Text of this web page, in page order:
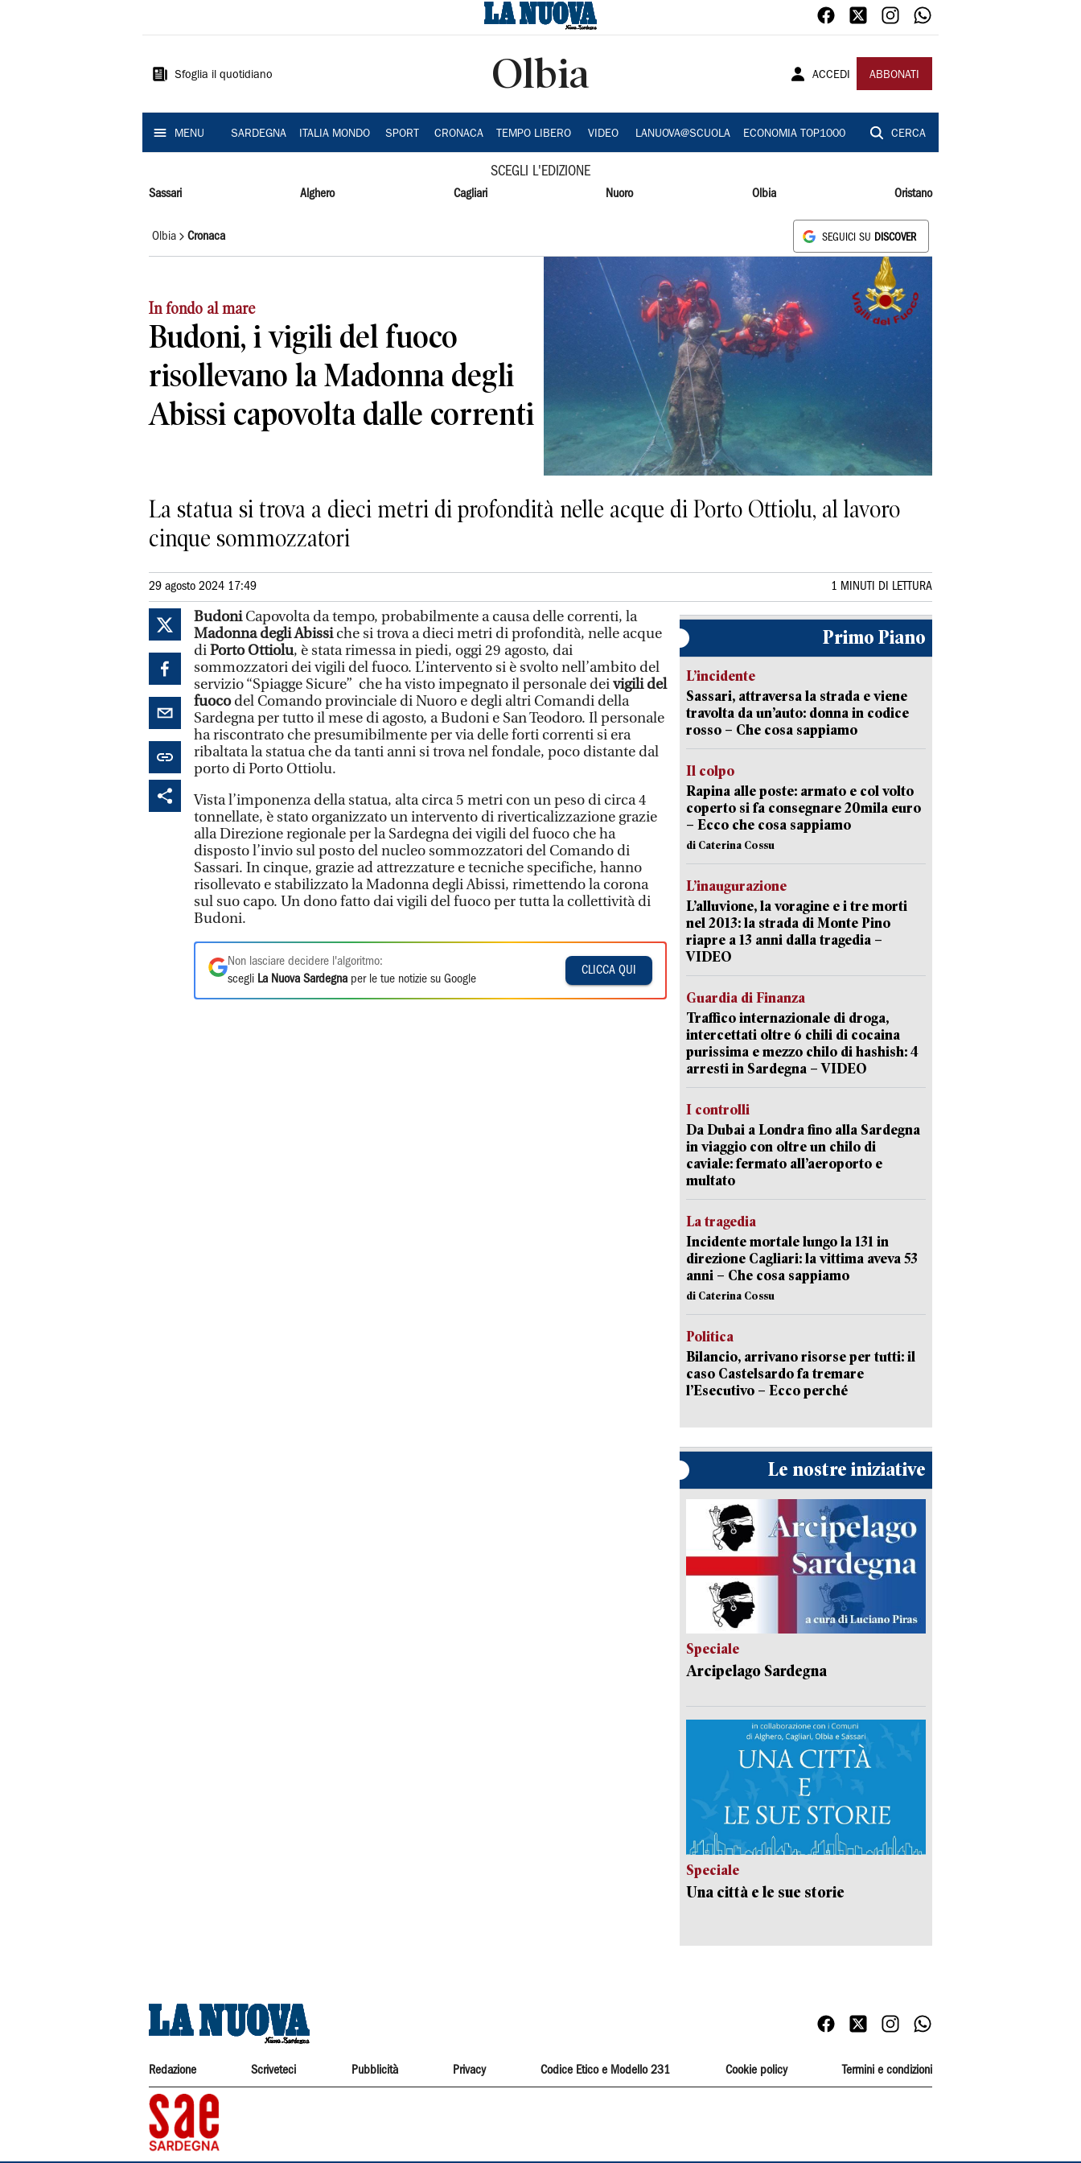
Sardegna
Sfoglia il quotidiano Olbia ACCEDI ABBONATI
MENU SARDEGNA ITALIA MONDO SPORT CRONACA TEMPO LIBERO VIDEO LANUOVA@SCUOLA ECONOMIA TOP1000 CERCA
SCEGLI L'EDIZIONE
Sassari Alghero Cagliari Nuoro Olbia Oristano
Olbia Cronaca SEGUICI SU DISCOVER
In fondo al mare
Budoni, i vigili del fuoco
risollevano la Madonna degli
Abissi capovolta dalle correnti
La statua si trova a dieci metri di profondità nelle acque di Porto Ottiolu, al lavoro
cinque sommozzatori
29 agosto 2024 17:49 1 MINUTI DI LETTURA
BudoniCapovolta da tempo, probabilmente a causa delle correnti, la
Madonna degli Abissiche si trova a dieci metri di profondità, nelle acque
diPorto Ottiolu, è stata rimessa in piedi, oggi 29 agosto, dai
sommozzatori dei vigili del fuoco. L’intervento si è svolto nell’ambito del
servizio “Spiagge Sicure” che ha visto impegnato il personale deivigili del
fuocodel Comando provinciale di Nuoro e degli altri Comandi della
Sardegna per tutto il mese di agosto, a Budoni e San Teodoro. Il personale
ha riscontrato che presumibilmente per via delle forti correnti si era
ribaltata la statua che da tanti anni si trova nel fondale, poco distante dal
porto di Porto Ottiolu.
Vista l’imponenza della statua, alta circa 5 metri con un peso di circa 4
tonnellate, è stato organizzato un intervento di riverticalizzazione grazie
alla Direzione regionale per la Sardegna dei vigili del fuoco che ha
disposto l’invio sul posto del nucleo sommozzatori del Comando di
Sassari. In cinque, grazie ad attrezzature e tecniche specifiche, hanno
risollevato e stabilizzato la Madonna degli Abissi, rimettendo la corona
sul suo capo. Un dono fatto dai vigili del fuoco per tutta la collettività di
Budoni.
Non lasciare decidere l'algoritmo:
scegli La Nuova Sardegna per le tue notizie su Google
CLICCA QUI
Primo Piano
L’incidente
Sassari, attraversa la strada e viene
travolta da un’auto: donna in codice
rosso – Che cosa sappiamo
Il colpo
Rapina alle poste: armato e col volto
coperto si fa consegnare 20mila euro
– Ecco che cosa sappiamo
di Caterina Cossu
L’inaugurazione
L’alluvione, la voragine e i tre morti
nel 2013: la strada di Monte Pino
riapre a 13 anni dalla tragedia –
VIDEO
Guardia di Finanza
Traffico internazionale di droga,
intercettati oltre 6 chili di cocaina
purissima e mezzo chilo di hashish: 4
arresti in Sardegna – VIDEO
I controlli
Da Dubai a Londra fino alla Sardegna
in viaggio con oltre un chilo di
caviale: fermato all’aeroporto e
multato
La tragedia
Incidente mortale lungo la 131 in
direzione Cagliari: la vittima aveva 53
anni – Che cosa sappiamo
di Caterina Cossu
Politica
Bilancio, arrivano risorse per tutti: il
caso Castelsardo fa tremare
l’Esecutivo – Ecco perché
Le nostre iniziative
Speciale
Arcipelago Sardegna
Speciale
Una città e le sue storie
Redazione Scriveteci Pubblicità Privacy Codice Etico e Modello 231 Cookie policy Termini e condizioni